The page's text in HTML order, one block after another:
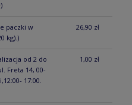
paczki w
kg).)
26,90 zł
od 2 do
Freta 14, 00-
17:00.
1,00 zł